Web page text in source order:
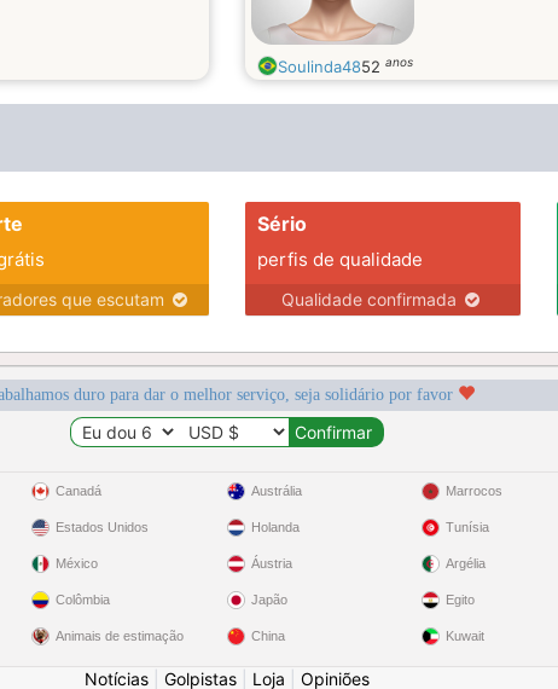
Soulinda4852 anos
que escutam
Sério
perfis de qualidade
Qualidade confirmada
duro para dar o melhor serviço, seja solidário por favor
Canadá
Estados Unidos
México
Colômbia
Animais de estimação
Austrália
Holanda
Áustria
Japão
China
Marrocos
Tunísia
Argélia
Egito
Kuwait
Notícias Golpistas Loja Opiniões